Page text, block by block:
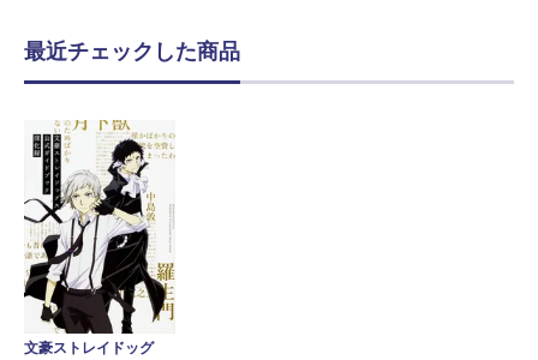
最近チェックした商品
文豪ストレイドッグ